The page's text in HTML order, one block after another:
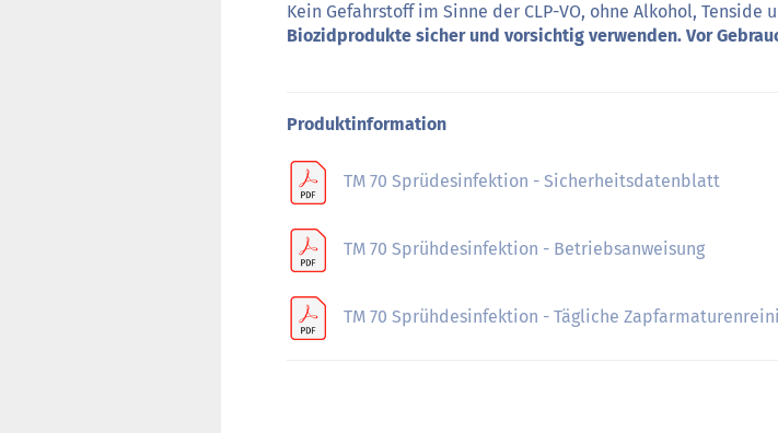
Kein Gefahrstoff im Sinne der CLP-VO, ohne Alkohol,
Biozidprodukte sicher und vorsichtig verwenden. Vor
Produktinformation
TM 70 Sprüdesinfektion - Sicherheitsdatenblatt
TM 70 Sprühdesinfektion - Betriebsanweisung
TM 70 Sprühdesinfektion - Tägliche